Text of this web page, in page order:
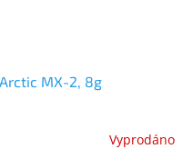
MX-2, 8g
Vyprodáno